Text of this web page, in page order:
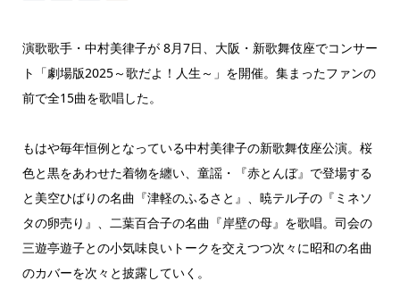
演歌歌手・中村美律子が 8月7日、大阪・新歌舞伎座でコンサー
ト「劇場版2025～歌だよ！人生～」を開催。集まったファンの
前で全15曲を歌唱した。
もはや毎年恒例となっている中村美律子の新歌舞伎座公演。桜
色と黒をあわせた着物を纏い、童謡・『赤とんぼ』で登場する
と美空ひばりの名曲『津軽のふるさと』、暁テル子の『ミネソ
タの卵売り』、二葉百合子の名曲『岸壁の母』を歌唱。司会の
三遊亭遊子との小気味良いトークを交えつつ次々に昭和の名曲
のカバーを次々と披露していく。